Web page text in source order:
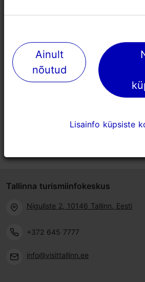
Eesti Vabaõhumuuseum
Tallinna turismiinfokeskus
Niguliste 2, 10146 Tallinn, Eesti
+372 645 7777
info@visittallinn.ee
Ainult
nõutud
Lisainfo küpsiste
Ainult
nõutud
Lisainfo küpsiste